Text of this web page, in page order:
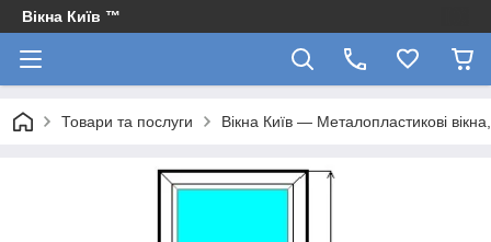
Вікна Київ ™
Товари та послуги Вікна Київ — Металопластикові